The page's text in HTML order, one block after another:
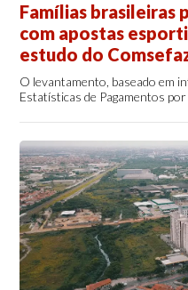
Famílias brasileiras
com apostas
estudo do
O levantamento, baseado em
Estatísticas de Pagamentos